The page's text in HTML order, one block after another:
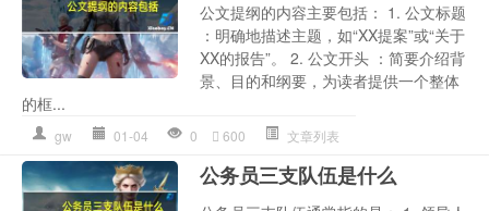
公文提纲的内容主要包括： 1. 公文标题
：明确地描述主题，如“XX提案”或“关于
XX的报告”。 2. 公文开头 ：简要介绍背
景、目的和纲要，为读者提供一个整体
的框...
gw 01-04 0 600 文章列表
公务员三支队伍是什么